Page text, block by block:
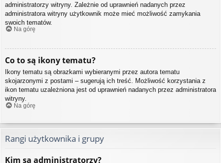
administratorzy witryny. Zależnie od uprawnień nadanych przez
administratora witryny użytkownik może mieć możliwość zamykania
swoich tematów.
Na górę
Co to są ikony tematu?
Ikony tematu są obrazkami wybieranymi przez autora tematu
skojarzonymi z postami – sugerują ich treść. Możliwość korzystania z
ikon tematu uzależniona jest od uprawnień nadanych przez administratora
witryny.
Na górę
Rangi użytkownika i grupy
Kim są administratorzy?